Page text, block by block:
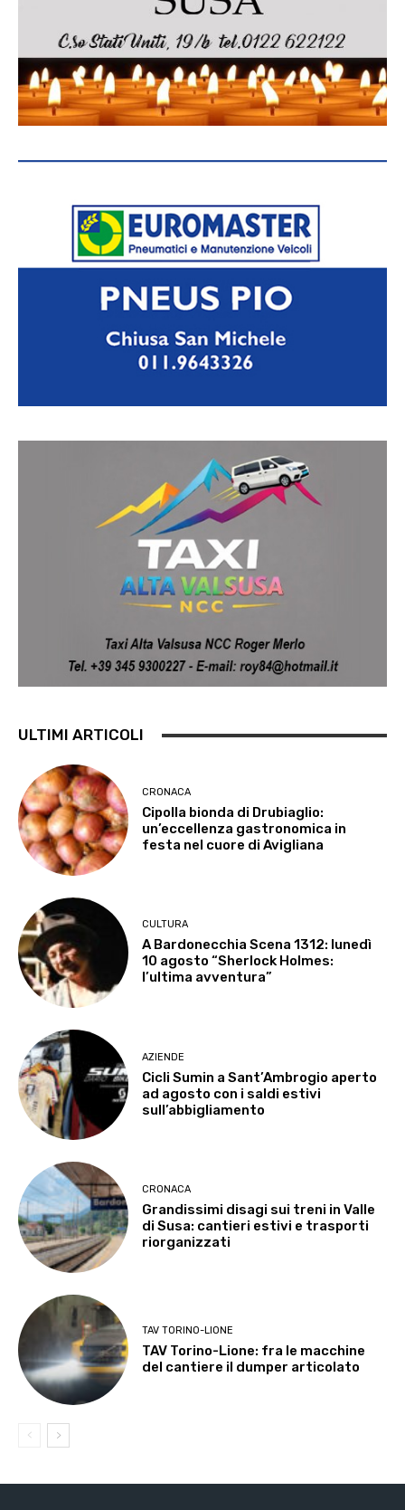
ULTIMI ARTICOLI
CRONACA
Cipolla bionda di Drubiaglio:
un’eccellenza gastronomica in
festa nel cuore di Avigliana
CULTURA
A Bardonecchia Scena 1312: lunedì
10 agosto “Sherlock Holmes:
l’ultima avventura”
AZIENDE
Cicli Sumin a Sant’Ambrogio aperto
ad agosto con i saldi estivi
sull’abbigliamento
CRONACA
Grandissimi disagi sui treni in Valle
di Susa: cantieri estivi e trasporti
riorganizzati
TAV TORINO-LIONE
TAV Torino-Lione: fra le macchine
del cantiere il dumper articolato